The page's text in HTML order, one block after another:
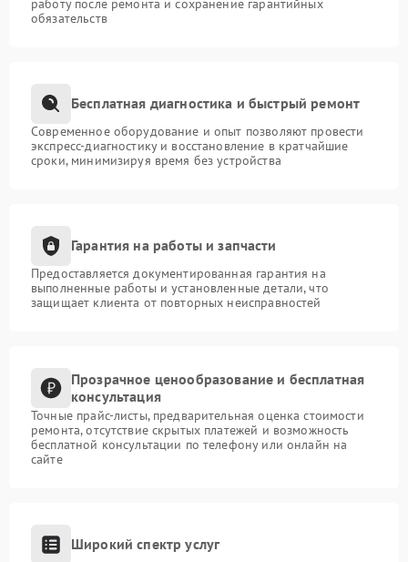
работу после ремонта и сохранение гарантийных
обязательств
Бесплатная диагностика и быстрый ремонт
Современное оборудование и опыт позволяют провести
экспресс-диагностику и восстановление в кратчайшие
сроки, минимизируя время без устройства
Гарантия на работы и запчасти
Предоставляется документированная гарантия на
выполненные работы и установленные детали, что
защищает клиента от повторных неисправностей
Прозрачное ценообразование и бесплатная
консультация
Точные прайс-листы, предварительная оценка стоимости
ремонта, отсутствие скрытых платежей и возможность
бесплатной консультации по телефону или онлайн на
сайте
Широкий спектр услуг